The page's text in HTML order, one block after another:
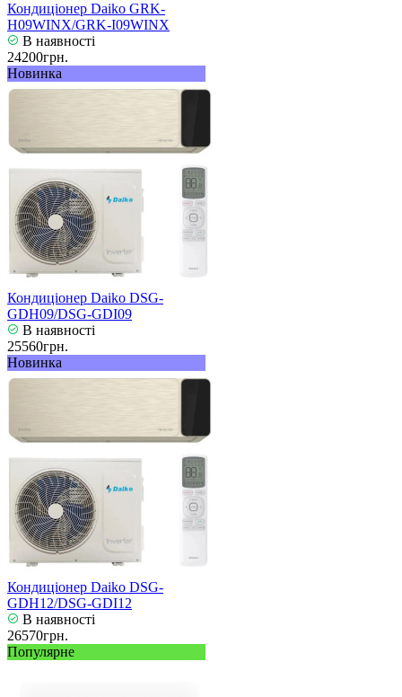
Кондиціонер Daiko GRK-
H09WINX/GRK-I09WINX
В наявності
24200грн.
Новинка
Кондиціонер Daiko DSG-
GDH09/DSG-GDI09
В наявності
25560грн.
Новинка
Кондиціонер Daiko DSG-
GDH12/DSG-GDI12
В наявності
26570грн.
Популярне